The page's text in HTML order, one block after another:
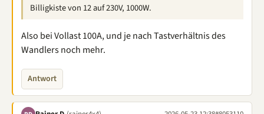
Billigkiste von 12 auf 230V, 1000W.
Also bei Vollast 100A, und je nach Tastverhältnis des
Wandlers noch mehr.
Antwort